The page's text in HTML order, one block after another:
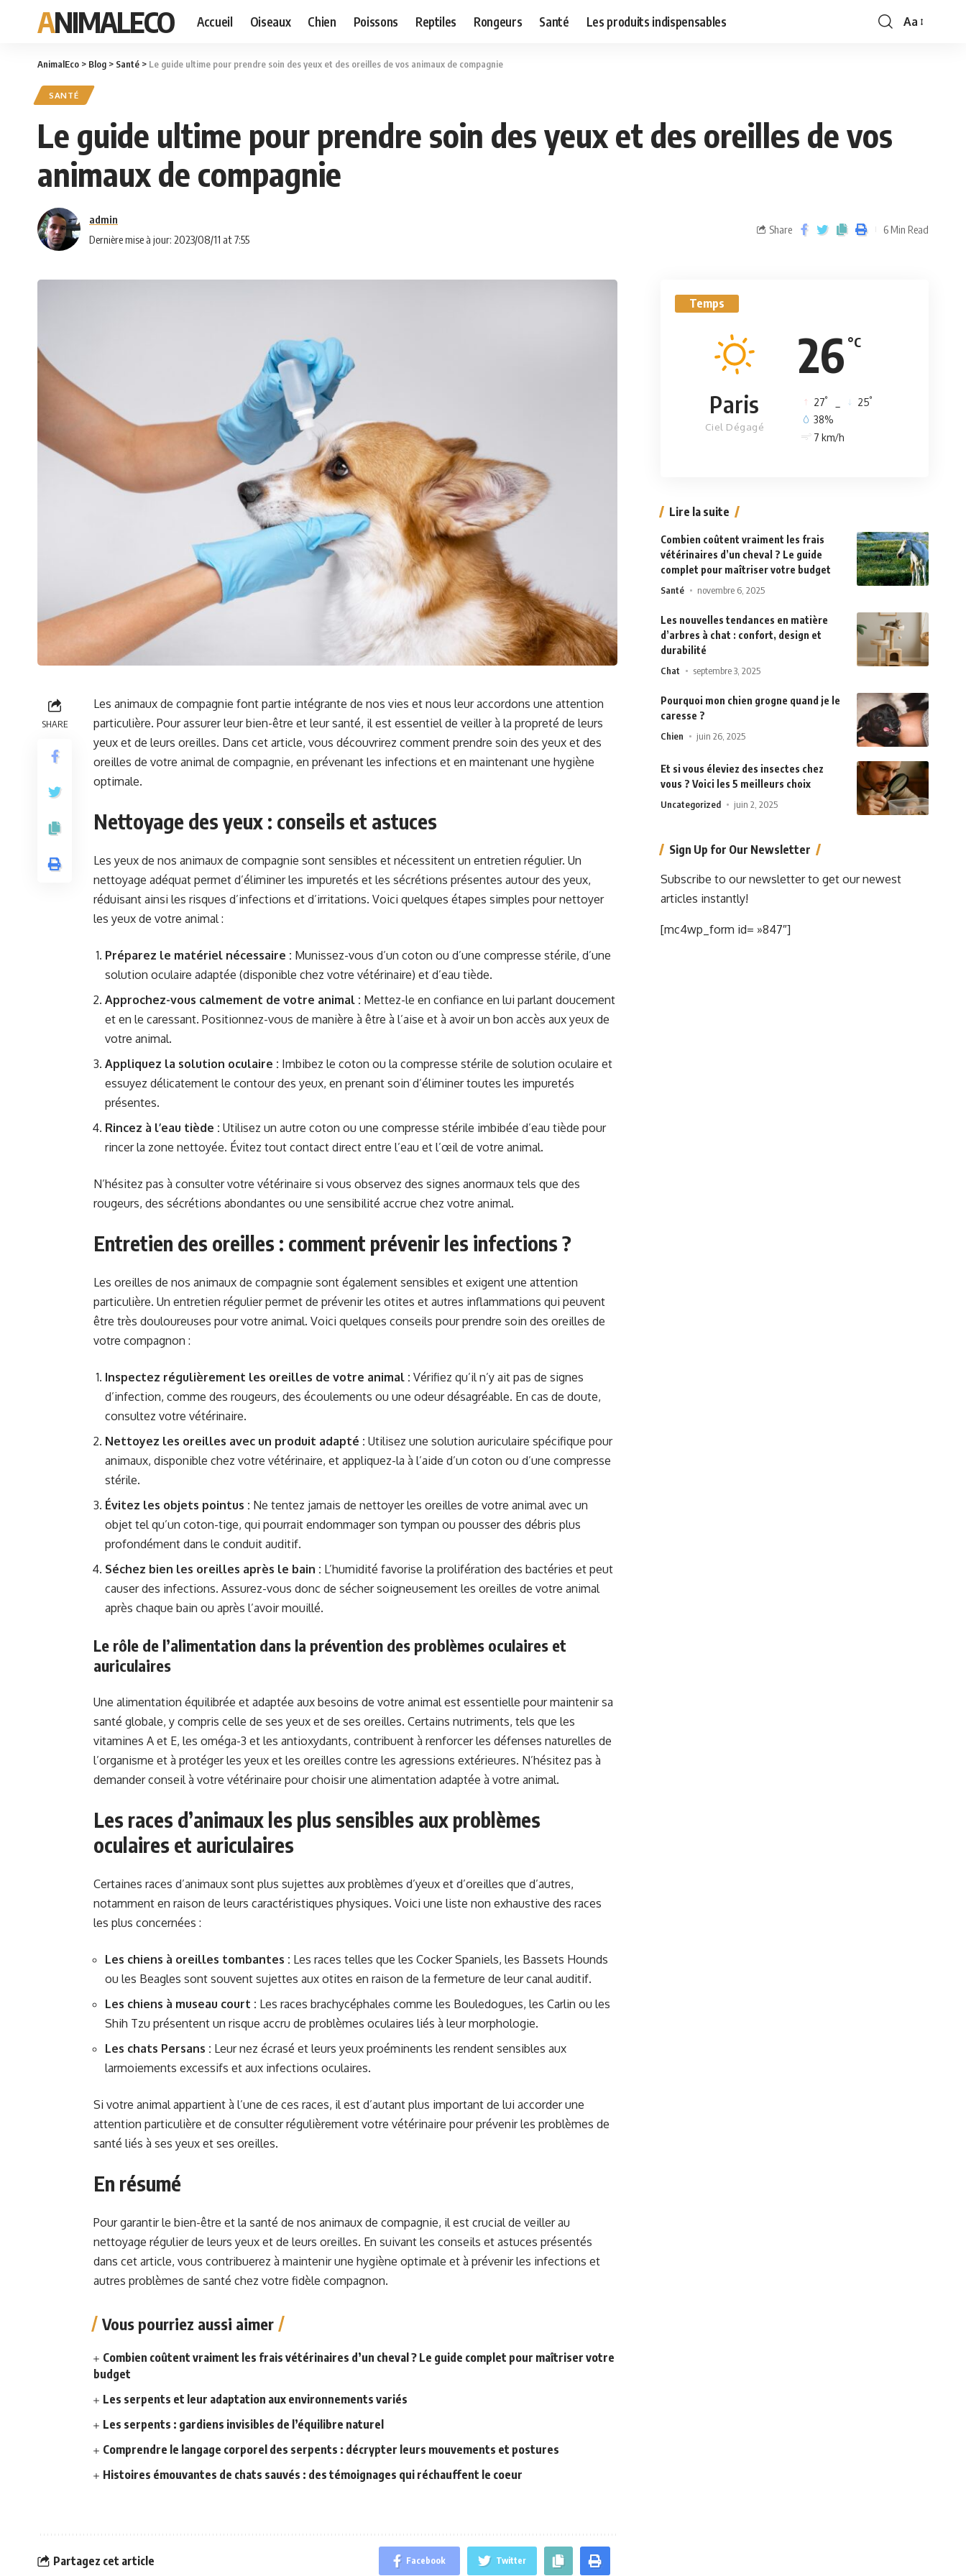
ANIMALECO Accueil Oiseaux Chien Poissons Reptiles Rongeurs Santé Les produits indispensables Aa
AnimalEco > Blog > Santé > Le guide ultime pour prendre soin des yeux et des oreilles de vos animaux de compagnie
SANTÉ
Le guide ultime pour prendre soin des yeux et des oreilles de vos
animaux de compagnie
admin
Dernière mise à jour: 2023/08/11 at 7:55
Share 6 Min Read
SHARE
Les animaux de compagnie font partie intégrante de nos vies et nous leur accordons une attention
particulière. Pour assurer leur bien-être et leur santé, il est essentiel de veiller à la propreté de leurs
yeux et de leurs oreilles. Dans cet article, vous découvrirez comment prendre soin des yeux et des
oreilles de votre animal de compagnie, en prévenant les infections et en maintenant une hygiène
optimale.
Nettoyage des yeux : conseils et astuces
Les yeux de nos animaux de compagnie sont sensibles et nécessitent un entretien régulier. Un
nettoyage adéquat permet d’éliminer les impuretés et les sécrétions présentes autour des yeux,
réduisant ainsi les risques d’infections et d’irritations. Voici quelques étapes simples pour nettoyer
les yeux de votre animal :
Préparez le matériel nécessaire : Munissez-vous d’un coton ou d’une compresse stérile, d’une
solution oculaire adaptée (disponible chez votre vétérinaire) et d’eau tiède.
Approchez-vous calmement de votre animal : Mettez-le en confiance en lui parlant doucement
et en le caressant. Positionnez-vous de manière à être à l’aise et à avoir un bon accès aux yeux de
votre animal.
Appliquez la solution oculaire : Imbibez le coton ou la compresse stérile de solution oculaire et
essuyez délicatement le contour des yeux, en prenant soin d’éliminer toutes les impuretés
présentes.
Rincez à l’eau tiède : Utilisez un autre coton ou une compresse stérile imbibée d’eau tiède pour
rincer la zone nettoyée. Évitez tout contact direct entre l’eau et l’œil de votre animal.
N’hésitez pas à consulter votre vétérinaire si vous observez des signes anormaux tels que des
rougeurs, des sécrétions abondantes ou une sensibilité accrue chez votre animal.
Entretien des oreilles : comment prévenir les infections ?
Les oreilles de nos animaux de compagnie sont également sensibles et exigent une attention
particulière. Un entretien régulier permet de prévenir les otites et autres inflammations qui peuvent
être très douloureuses pour votre animal. Voici quelques conseils pour prendre soin des oreilles de
votre compagnon :
Inspectez régulièrement les oreilles de votre animal : Vérifiez qu’il n’y ait pas de signes
d’infection, comme des rougeurs, des écoulements ou une odeur désagréable. En cas de doute,
consultez votre vétérinaire.
Nettoyez les oreilles avec un produit adapté : Utilisez une solution auriculaire spécifique pour
animaux, disponible chez votre vétérinaire, et appliquez-la à l’aide d’un coton ou d’une compresse
stérile.
Évitez les objets pointus : Ne tentez jamais de nettoyer les oreilles de votre animal avec un
objet tel qu’un coton-tige, qui pourrait endommager son tympan ou pousser des débris plus
profondément dans le conduit auditif.
Séchez bien les oreilles après le bain : L’humidité favorise la prolifération des bactéries et peut
causer des infections. Assurez-vous donc de sécher soigneusement les oreilles de votre animal
après chaque bain ou après l’avoir mouillé.
Le rôle de l’alimentation dans la prévention des problèmes oculaires et
auriculaires
Une alimentation équilibrée et adaptée aux besoins de votre animal est essentielle pour maintenir sa
santé globale, y compris celle de ses yeux et de ses oreilles. Certains nutriments, tels que les
vitamines A et E, les oméga-3 et les antioxydants, contribuent à renforcer les défenses naturelles de
l’organisme et à protéger les yeux et les oreilles contre les agressions extérieures. N’hésitez pas à
demander conseil à votre vétérinaire pour choisir une alimentation adaptée à votre animal.
Les races d’animaux les plus sensibles aux problèmes
oculaires et auriculaires
Certaines races d’animaux sont plus sujettes aux problèmes d’yeux et d’oreilles que d’autres,
notamment en raison de leurs caractéristiques physiques. Voici une liste non exhaustive des races
les plus concernées :
Les chiens à oreilles tombantes : Les races telles que les Cocker Spaniels, les Bassets Hounds
ou les Beagles sont souvent sujettes aux otites en raison de la fermeture de leur canal auditif.
Les chiens à museau court : Les races brachycéphales comme les Bouledogues, les Carlin ou les
Shih Tzu présentent un risque accru de problèmes oculaires liés à leur morphologie.
Les chats Persans : Leur nez écrasé et leurs yeux proéminents les rendent sensibles aux
larmoiements excessifs et aux infections oculaires.
Si votre animal appartient à l’une de ces races, il est d’autant plus important de lui accorder une
attention particulière et de consulter régulièrement votre vétérinaire pour prévenir les problèmes de
santé liés à ses yeux et ses oreilles.
En résumé
Pour garantir le bien-être et la santé de nos animaux de compagnie, il est crucial de veiller au
nettoyage régulier de leurs yeux et de leurs oreilles. En suivant les conseils et astuces présentés
dans cet article, vous contribuerez à maintenir une hygiène optimale et à prévenir les infections et
autres problèmes de santé chez votre fidèle compagnon.
Vous pourriez aussi aimer
Combien coûtent vraiment les frais vétérinaires d’un cheval ? Le guide complet pour maîtriser votre
budget
Les serpents et leur adaptation aux environnements variés
Les serpents : gardiens invisibles de l’équilibre naturel
Comprendre le langage corporel des serpents : décrypter leurs mouvements et postures
Histoires émouvantes de chats sauvés : des témoignages qui réchauffent le coeur
Partagez cet article Facebook Twitter
Temps
26 °C
Paris
Ciel Dégagé
27° 25°
38%
7 km/h
Lire la suite
Combien coûtent vraiment les frais
vétérinaires d’un cheval ? Le guide
complet pour maîtriser votre budget
Santé novembre 6, 2025
Les nouvelles tendances en matière
d’arbres à chat : confort, design et
durabilité
Chat septembre 3, 2025
Pourquoi mon chien grogne quand je le
caresse ?
Chien juin 26, 2025
Et si vous éleviez des insectes chez
vous ? Voici les 5 meilleurs choix
Uncategorized juin 2, 2025
Sign Up for Our Newsletter
Subscribe to our newsletter to get our newest
articles instantly!
[mc4wp_form id= »847″]